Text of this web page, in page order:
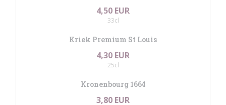
4,50 EUR
33cl
Kriek Premium St Louis
4,30 EUR
25cl
Kronenbourg 1664
3,80 EUR